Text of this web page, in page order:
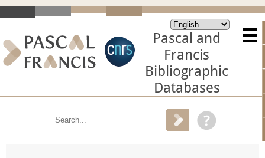
Pascal and
Francis
Bibliographic
Databases